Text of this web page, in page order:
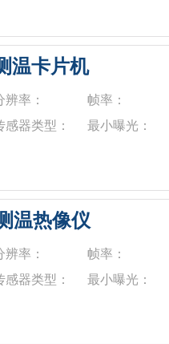
温卡片机
辨率： 帧率：
感器类型： 最小曝光：
温热像仪
辨率： 帧率：
感器类型： 最小曝光：